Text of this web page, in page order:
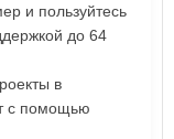
и пользуйтесь
до 64
в
с помощью